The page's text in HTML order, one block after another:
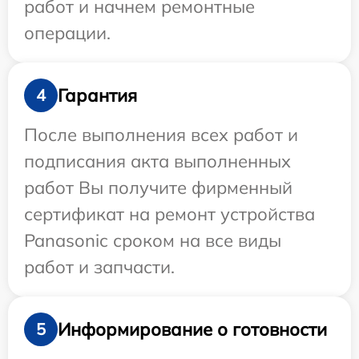
работ и начнем ремонтные
операции.
4
Гарантия
После выполнения всех работ и
подписания акта выполненных
работ Вы получите фирменный
сертификат на ремонт устройства
Panasonic сроком на все виды
работ и запчасти.
5
Информирование о готовности